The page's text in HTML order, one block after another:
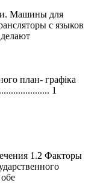
Машины для
с языков
план- графіка
1
1.2 Факторы